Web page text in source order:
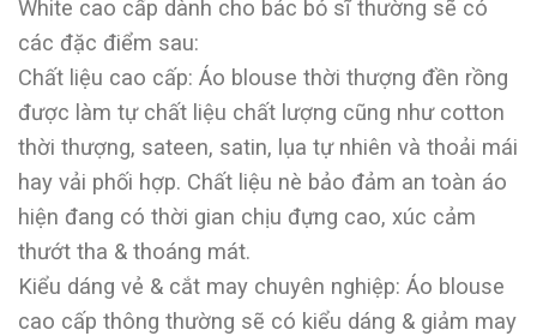
White cao cấp dành cho bác bỏ sĩ thường sẽ có
các đặc điểm sau:
Chất liệu cao cấp: Áo blouse thời thượng đền rồng
được làm tự chất liệu chất lượng cũng như cotton
thời thượng, sateen, satin, lụa tự nhiên và thoải mái
hay vải phối hợp. Chất liệu nè bảo đảm an toàn áo
hiện đang có thời gian chịu đựng cao, xúc cảm
thướt tha & thoáng mát.
Kiểu dáng vẻ & cắt may chuyên nghiệp: Áo blouse
cao cấp thông thường sẽ có kiểu dáng & giảm may